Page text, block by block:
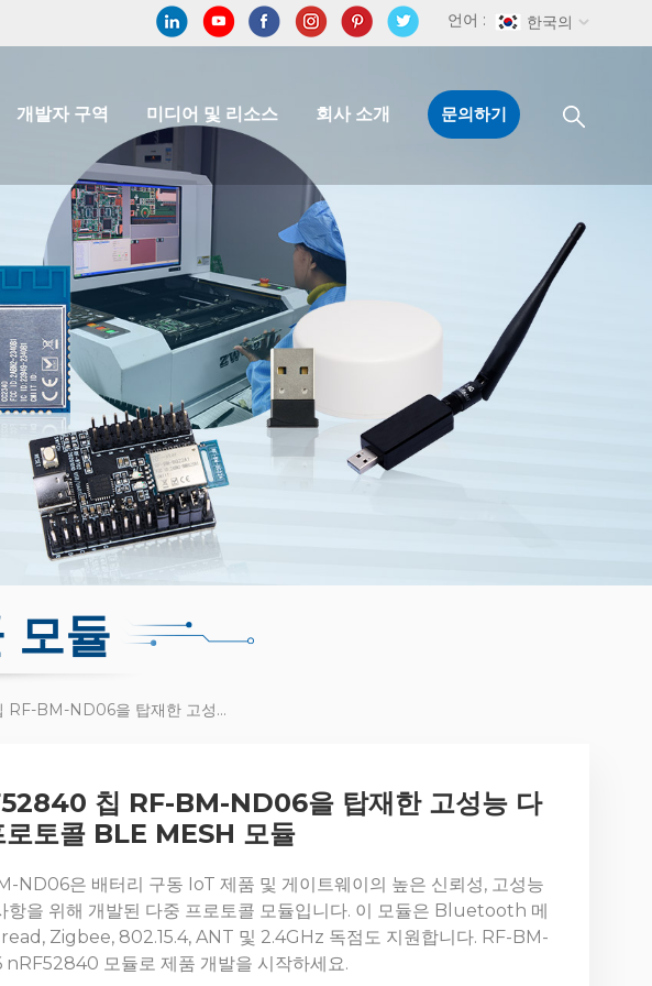
언어 : 한국의
개발자 구역 미디어 및 리소스 회사 소개 문의하기
모듈
NRF52840 칩 RF-BM-ND06을 탑재한 고성능 다중 프로토콜 BLE MESH 모듈
칩 RF-BM-ND06을 탑재한 고성능 다
로토콜 BLE MESH 모듈
ND06은 배터리 구동 IoT 제품 및 게이트웨이의 높은 신뢰성, 고성능
항을 위해 개발된 다중 프로토콜 모듈입니다. 이 모듈은 Bluetooth 메
Zigbee, 802.15.4, ANT 및 2.4GHz 독점도 지원합니다. RF-BM-
nRF52840 모듈로 제품 개발을 시작하세요.